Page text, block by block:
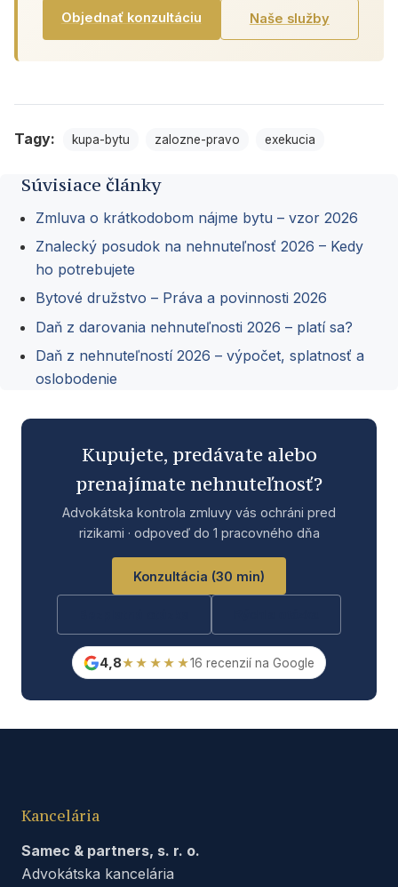
Objednať konzultáciu Naše služby
Tagy: kupa-bytu zalozne-pravo exekucia
Súvisiace články
Zmluva o krátkodobom nájme bytu – vzor 2026
Znalecký posudok na nehnuteľnosť 2026 – Kedy
ho potrebujete
Bytové družstvo – Práva a povinnosti 2026
Daň z darovania nehnuteľnosti 2026 – platí sa?
Daň z nehnuteľností 2026 – výpočet, splatnosť a
oslobodenie
Kupujete, predávate alebo
prenajímate nehnuteľnosť?
Advokátska kontrola zmluvy vás ochráni pred
rizikami · odpoveď do 1 pracovného dňa
Konzultácia (30 min)
4,8★★★★★16 recenzií na Google
Kancelária
Samec & partners, s. r. o.
Advokátska kancelária